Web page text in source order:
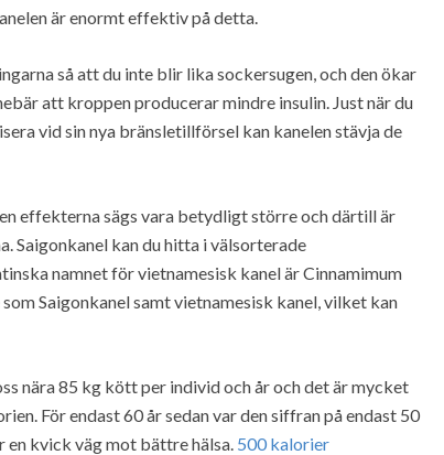
är enormt effektiv på detta.
så att du inte blir lika sockersugen, och den ökar
att kroppen producerar mindre insulin. Just när du
vid sin nya bränsletillförsel kan kanelen stävja de
effekterna sägs vara betydligt större och därtill är
Saigonkanel kan du hitta i välsorterade
namnet för vietnamesisk kanel är Cinnamimum
Saigonkanel samt vietnamesisk kanel, vilket kan
nära 85 kg kött per individ och år och det är mycket
För endast 60 år sedan var den siffran på endast 50
en kvick väg mot bättre hälsa. 500 kalorier